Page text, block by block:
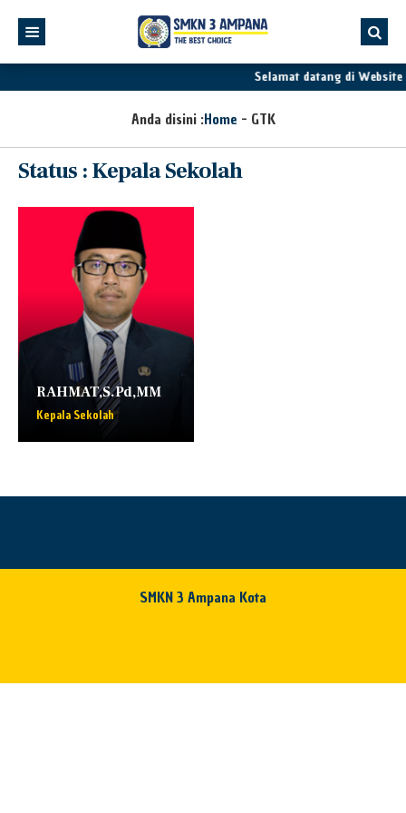
Selamat datang di Website
Anda disini :Home - GTK
Status : Kepala Sekolah
RAHMAT,S.Pd,MM
Kepala Sekolah
SMKN 3 Ampana Kota